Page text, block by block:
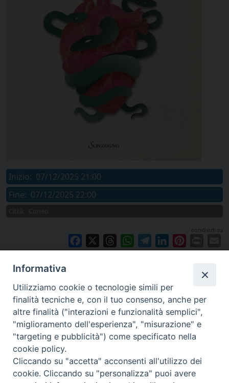
Inizio: 07/12/2025 21:00
Fine: 07/12/2025 22:00
condividi su
Facebook ThreadsWhatsAppTelegramLinkedIn
via Amedeo Rossi, 28 - 12100 Cuneo
Informativa
Utilizziamo cookie o tecnologie simili per
finalità tecniche e, con il tuo consenso, anche per
altre finalità ("interazioni e funzionalità semplici",
"miglioramento dell'esperienza", "misurazione" e
"targeting e pubblicità") come specificato nella
cookie policy.
Cliccando su "accetta" acconsenti all'utilizzo dei
cookie. Cliccando su "personalizza" puoi avere